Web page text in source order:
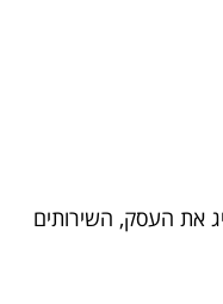
את העסק, השירותים